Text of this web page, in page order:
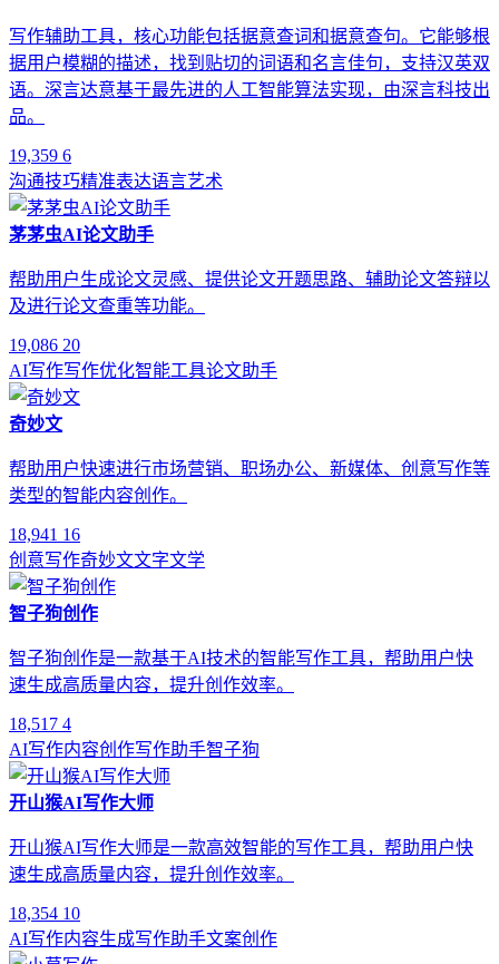
写作辅助工具，核心功能包括据意查词和据意查句。它能够根
据用户模糊的描述，找到贴切的词语和名言佳句，支持汉英双
语。深言达意基于最先进的人工智能算法实现，由深言科技出
品。
19,359 6
沟通技巧精准表达语言艺术
茅茅虫AI论文助手
帮助用户生成论文灵感、提供论文开题思路、辅助论文答辩以
及进行论文查重等功能。
19,086 20
AI写作写作优化智能工具论文助手
奇妙文
帮助用户快速进行市场营销、职场办公、新媒体、创意写作等
类型的智能内容创作。
18,941 16
创意写作奇妙文文字文学
智子狗创作
智子狗创作是一款基于AI技术的智能写作工具，帮助用户快
速生成高质量内容，提升创作效率。
18,517 4
AI写作内容创作写作助手智子狗
开山猴AI写作大师
开山猴AI写作大师是一款高效智能的写作工具，帮助用户快
速生成高质量内容，提升创作效率。
18,354 10
AI写作内容生成写作助手文案创作